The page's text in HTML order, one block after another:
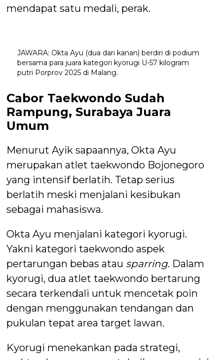
mendapat satu medali, perak.
JAWARA: Okta Ayu (dua dari kanan) berdiri di podium
bersama para juara kategori kyorugi U-57 kilogram
putri Porprov 2025 di Malang.
Cabor Taekwondo Sudah
Rampung, Surabaya Juara
Umum
Menurut Ayik sapaannya, Okta Ayu
merupakan atlet taekwondo Bojonegoro
yang intensif berlatih. Tetap serius
berlatih meski menjalani kesibukan
sebagai mahasiswa.
Okta Ayu menjalani kategori kyorugi.
Yakni kategori taekwondo aspek
pertarungan bebas atau sparring. Dalam
kyorugi, dua atlet taekwondo bertarung
secara terkendali untuk mencetak poin
dengan menggunakan tendangan dan
pukulan tepat area target lawan.
Kyorugi menekankan pada strategi,